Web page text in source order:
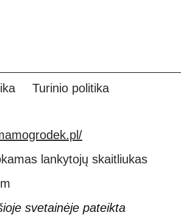
Turinio politika
svetainėje pateikta